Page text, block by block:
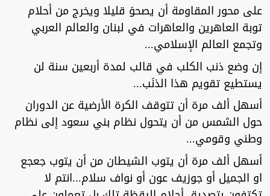
على محور المقاومة أن يصحوَ قليلا ويخرج من أحلام
توبة العاهرين والعاهرات في لبنان والعالم العربي
وتجمع العالم الإسلامي...
إن وضع ذنب الكلب في قالب لمدة أربعين سنة لن
يستطيع تقويم هذا الذنَب...
أسهل ألف مرة أن تتوقف الكرة الأرضية عن الدوران
حول الشمس من أن يتحول نظام بني سعود إلى نظام
وطني وقومي...
أسهل ألف مرة أن يتوب الشيطان من أن يتوب جعجع
او الجميل أو جوزيف عون أو نواف سلام...انتم لا